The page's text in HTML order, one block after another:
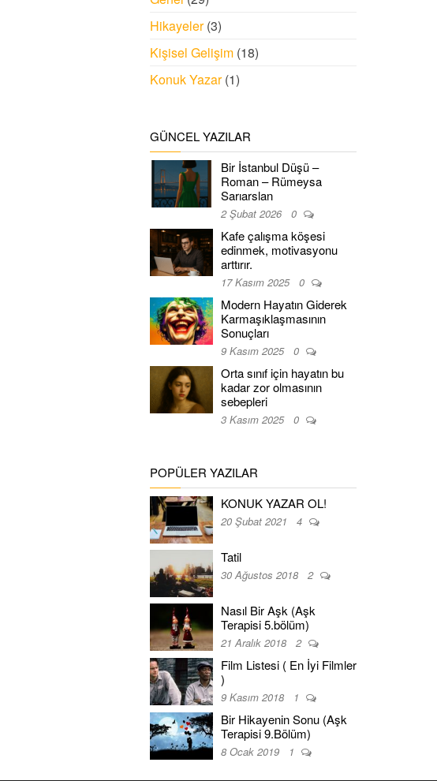
Hikayeler(3)
Kişisel Gelişim(18)
Konuk Yazar(1)
GÜNCEL YAZILAR
Bir İstanbul Düşü –
Roman – Rümeysa
Sarıarslan
2 Şubat 2026 0
Kafe çalışma köşesi
edinmek, motivasyonu
arttırır.
17 Kasım 2025 0
Modern Hayatın Giderek
Karmaşıklaşmasının
Sonuçları
9 Kasım 2025 0
Orta sınıf için hayatın bu
kadar zor olmasının
sebepleri
3 Kasım 2025 0
POPÜLER YAZILAR
KONUK YAZAR OL!
20 Şubat 2021 4
Tatil
30 Ağustos 2018 2
Nasıl Bir Aşk (Aşk
Terapisi 5.bölüm)
21 Aralık 2018 2
Film Listesi ( En İyi Filmler
)
9 Kasım 2018 1
Bir Hikayenin Sonu (Aşk
Terapisi 9.Bölüm)
8 Ocak 2019 1